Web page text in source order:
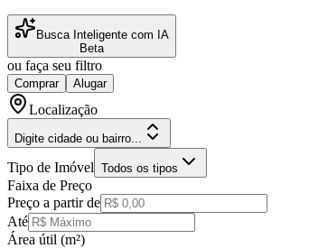
Busca Inteligente com IA
Beta
ou faça seu filtro
Comprar Alugar
Localização
Digite cidade ou bairro...
Tipo de Imóvel Todos os tipos
Faixa de Preço
Preço a partir de
Até
Área útil (m²)